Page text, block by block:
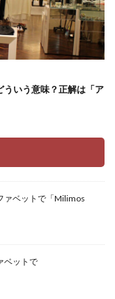
ういう意味？正解は「ア
ァベットで「Milimos
ベットで